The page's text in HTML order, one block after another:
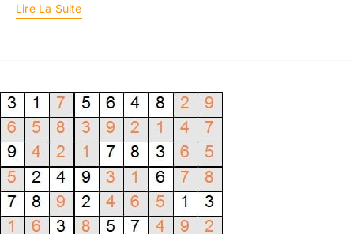
Lire La Suite